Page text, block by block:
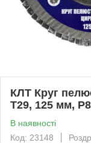
КЛТ Круг
Т29, 125 мм,
В наявності
Код: 23148